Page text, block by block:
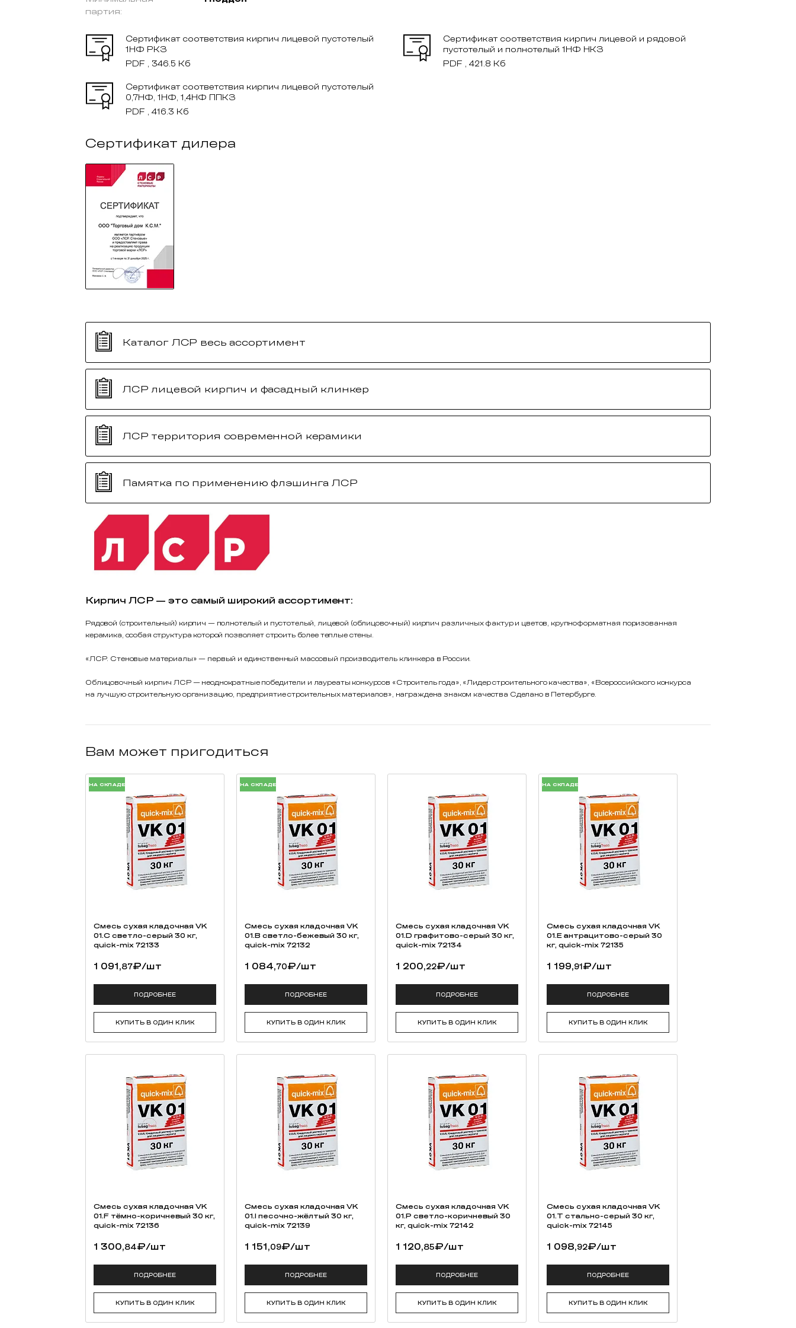
партия:
Сертификат соответствия кирпич лицевой пустотелый
1НФ РКЗ
PDF , 346.5 Кб
Сертификат соответствия кирпич лицевой пустотелый
0,7НФ, 1НФ, 1,4НФ ППКЗ
PDF , 416.3 Кб
Сертификат соответствия кирпич лицевой и рядовой
пустотелый и полнотелый 1НФ НКЗ
PDF , 421.8 Кб
Сертификат дилера
Каталог ЛСР весь ассортимент
ЛСР лицевой кирпич и фасадный клинкер
ЛСР территория современной керамики
Памятка по применению флэшинга ЛСР
Кирпич ЛСР — это самый широкий ассортимент:
Рядовой (строительный) кирпич — полнотелый и пустотелый, лицевой (облицовочный) кирпич различных фактур и цветов, крупноформатная поризованная
керамика, особая структура которой позволяет строить более теплые стены.
«ЛСР. Стеновые материалы» — первый и единственный массовый производитель клинкера в России.
Облицовочный кирпич ЛСР — неоднократные победители и лауреаты конкурсов «Строитель года», «Лидер строительного качества», «Всероссийского конкурса
на лучшую строительную организацию, предприятие строительных материалов», награждена знаком качества Сделано в Петербурге.
Вам может пригодиться
НА СКЛАДЕ
Смесь cухая кладочная VK
01.C светло-серый 30 кг,
quick-mix 72133
1 091,87₽/шт
ПОДРОБНЕЕ
КУПИТЬ В ОДИН КЛИК
НА СКЛАДЕ
Смесь cухая кладочная VK
01.B светло-бежевый 30 кг,
quick-mix 72132
1 084,70₽/шт
ПОДРОБНЕЕ
КУПИТЬ В ОДИН КЛИК
Смесь cухая кладочная VK
01.D графитово-серый 30 кг,
quick-mix 72134
1 200,22₽/шт
ПОДРОБНЕЕ
КУПИТЬ В ОДИН КЛИК
НА СКЛАДЕ
Смесь cухая кладочная VK
01.E антрацитово-серый 30
кг, quick-mix 72135
1 199,91₽/шт
ПОДРОБНЕЕ
КУПИТЬ В ОДИН КЛИК
Смесь cухая кладочная VK
01.F тёмно-коричневый 30 кг,
quick-mix 72136
1 300,84₽/шт
ПОДРОБНЕЕ
КУПИТЬ В ОДИН КЛИК
Смесь cухая кладочная VK
01.I песочно-жёлтый 30 кг,
quick-mix 72139
1 151,09₽/шт
ПОДРОБНЕЕ
КУПИТЬ В ОДИН КЛИК
Смесь cухая кладочная VK
01.P светло-коричневый 30
кг, quick-mix 72142
1 120,85₽/шт
ПОДРОБНЕЕ
КУПИТЬ В ОДИН КЛИК
Смесь cухая кладочная VK
01.T стально-серый 30 кг,
quick-mix 72145
1 098,92₽/шт
ПОДРОБНЕЕ
КУПИТЬ В ОДИН КЛИК